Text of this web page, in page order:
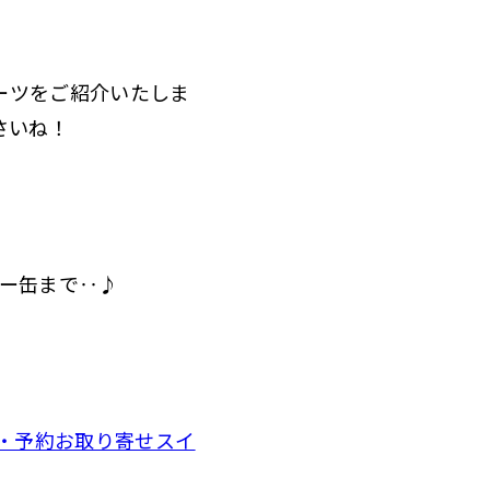
をご紹介いたしま
ね！
ー缶まで‥♪
予約お取り寄せスイ